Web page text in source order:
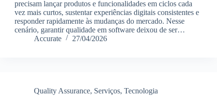
precisam lançar produtos e funcionalidades em ciclos cada
vez mais curtos, sustentar experiências digitais consistentes e
responder rapidamente às mudanças do mercado. Nesse
cenário, garantir qualidade em software deixou de ser…
Accurate
27/04/2026
Quality Assurance, Serviços, Tecnologia